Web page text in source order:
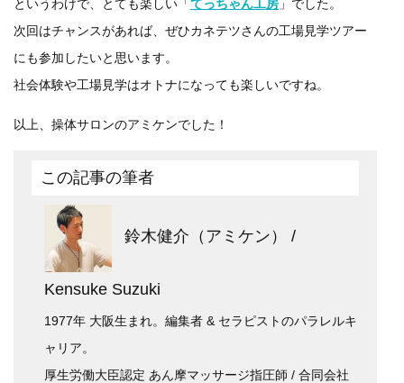
というわけで、とても楽しい「 てっちゃん工房 」でした。
次回はチャンスがあれば、ぜひカネテツさんの工場見学ツアー
にも参加したいと思います。
社会体験や工場見学はオトナになっても楽しいですね。
以上、操体サロンのアミケンでした！
この記事の筆者
鈴木健介（アミケン） /
Kensuke Suzuki
1977年 大阪生まれ。編集者 & セラピストのパラレルキ
ャリア。
厚生労働大臣認定 あん摩マッサージ指圧師 / 合同会社